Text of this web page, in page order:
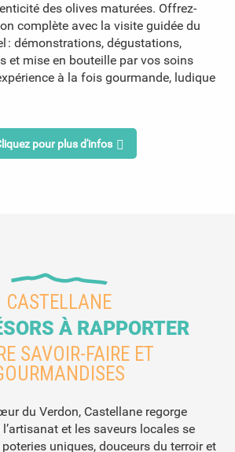
des olives maturées. Offrez-
complète avec la visite guidée du
: démonstrations, dégustations,
et mise en bouteille par vos soins
à la fois gourmande, ludique
pour plus d'infos
CASTELLANE
À RAPPORTER
SAVOIR-FAIRE ET
du Verdon, Castellane regorge
l’artisanat et les saveurs locales se
uniques, douceurs du terroir et